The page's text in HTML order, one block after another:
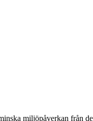
miljöpåverkan från